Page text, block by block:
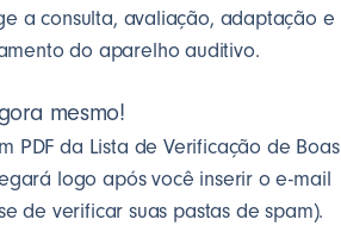
a consulta, avaliação, adaptação e
do aparelho auditivo.
mesmo!
PDF da Lista de Verificação de Boas
logo após você inserir o e-mail
de verificar suas pastas de spam).